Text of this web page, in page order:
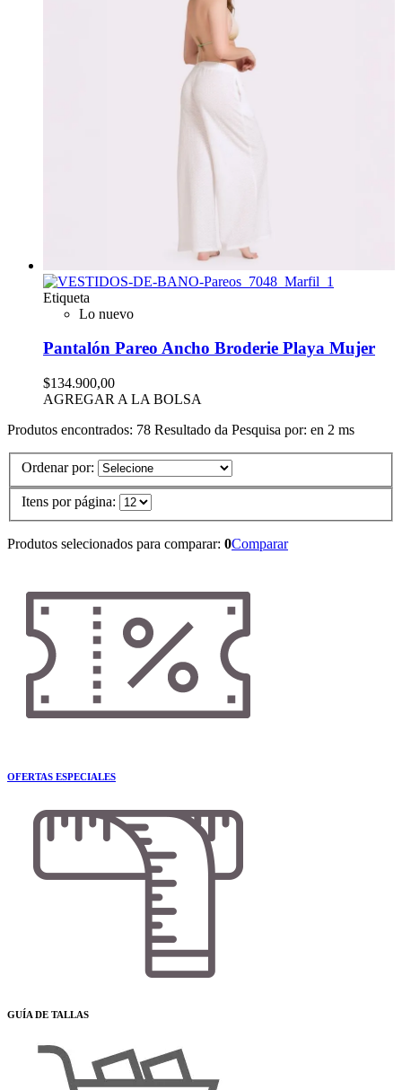
Etiqueta
Lo nuevo
Pantalón Pareo Ancho Broderie Playa Mujer
$134.900,00
AGREGAR A LA BOLSA
Produtos encontrados: 78 Resultado da Pesquisa por: en 2 ms
Ordenar por:
Itens por página:
Produtos selecionados para comparar: 0Comparar
OFERTAS ESPECIALES
GUÍA DE TALLAS